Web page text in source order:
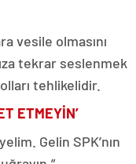
vesile olmasını
tekrar seslenmek
tehlikelidir.
ETMEYİN’
Gelin SPK’nın